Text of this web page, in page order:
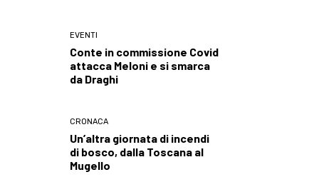
EVENTI
Conte in commissione Covid
attacca Meloni e si smarca
da Draghi
CRONACA
Un’altra giornata di incendi
di bosco, dalla Toscana al
Mugello